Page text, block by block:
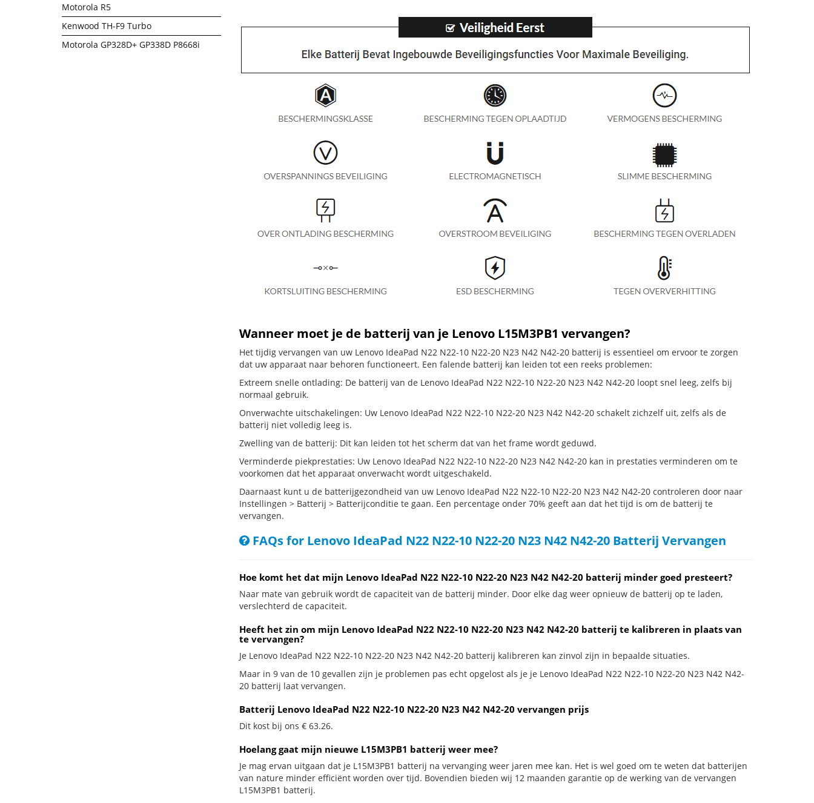
Motorola R5
Kenwood TH-F9 Turbo
Motorola GP328D+ GP338D P8668i
Wanneer moet je de batterij van je Lenovo L15M3PB1 vervangen?
Het tijdig vervangen van uw Lenovo IdeaPad N22 N22-10 N22-20 N23 N42 N42-20 batterij is essentieel om ervoor te zorgen
dat uw apparaat naar behoren functioneert. Een falende batterij kan leiden tot een reeks problemen:
Extreem snelle ontlading: De batterij van de Lenovo IdeaPad N22 N22-10 N22-20 N23 N42 N42-20 loopt snel leeg, zelfs bij
normaal gebruik.
Onverwachte uitschakelingen: Uw Lenovo IdeaPad N22 N22-10 N22-20 N23 N42 N42-20 schakelt zichzelf uit, zelfs als de
batterij niet volledig leeg is.
Zwelling van de batterij: Dit kan leiden tot het scherm dat van het frame wordt geduwd.
Verminderde piekprestaties: Uw Lenovo IdeaPad N22 N22-10 N22-20 N23 N42 N42-20 kan in prestaties verminderen om te
voorkomen dat het apparaat onverwacht wordt uitgeschakeld.
Daarnaast kunt u de batterijgezondheid van uw Lenovo IdeaPad N22 N22-10 N22-20 N23 N42 N42-20 controleren door naar
Instellingen > Batterij > Batterijconditie te gaan. Een percentage onder 70% geeft aan dat het tijd is om de batterij te
vervangen.
FAQs for Lenovo IdeaPad N22 N22-10 N22-20 N23 N42 N42-20 Batterij Vervangen
Hoe komt het dat mijn Lenovo IdeaPad N22 N22-10 N22-20 N23 N42 N42-20 batterij minder goed presteert?
Naar mate van gebruik wordt de capaciteit van de batterij minder. Door elke dag weer opnieuw de batterij op te laden,
verslechterd de capaciteit.
Heeft het zin om mijn Lenovo IdeaPad N22 N22-10 N22-20 N23 N42 N42-20 batterij te kalibreren in plaats van
te vervangen?
Je Lenovo IdeaPad N22 N22-10 N22-20 N23 N42 N42-20 batterij kalibreren kan zinvol zijn in bepaalde situaties.
Maar in 9 van de 10 gevallen zijn je problemen pas echt opgelost als je je Lenovo IdeaPad N22 N22-10 N22-20 N23 N42 N42-
20 batterij laat vervangen.
Batterij Lenovo IdeaPad N22 N22-10 N22-20 N23 N42 N42-20 vervangen prijs
Dit kost bij ons € 63.26.
Hoelang gaat mijn nieuwe L15M3PB1 batterij weer mee?
Je mag ervan uitgaan dat je L15M3PB1 batterij na vervanging weer jaren mee kan. Het is wel goed om te weten dat batterijen
van nature minder efficiënt worden over tijd. Bovendien bieden wij 12 maanden garantie op de werking van de vervangen
L15M3PB1 batterij.